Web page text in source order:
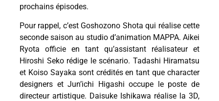
prochains épisodes.
Pour rappel, c’est Goshozono Shota qui réalise cette
seconde saison au studio d’animation MAPPA. Aikei
Ryota officie en tant qu’assistant réalisateur et
Hiroshi Seko rédige le scénario. Tadashi Hiramatsu
et Koiso Sayaka sont crédités en tant que character
designers et Jun’ichi Higashi occupe le poste de
directeur artistique. Daisuke Ishikawa réalise la 3D,